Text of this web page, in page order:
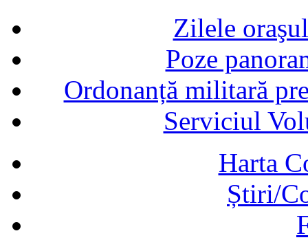
Zilele
Poze
Ordonanță militară
Serviciul
Harta
Știri/